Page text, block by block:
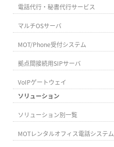
電話代行・秘書代行サービス
マルチOSサーバ
MOT/Phone受付システム
拠点間接続用SIPサーバ
VoIPゲートウェイ
ソリューション
ソリューション別一覧
MOTレンタルオフィス電話システム